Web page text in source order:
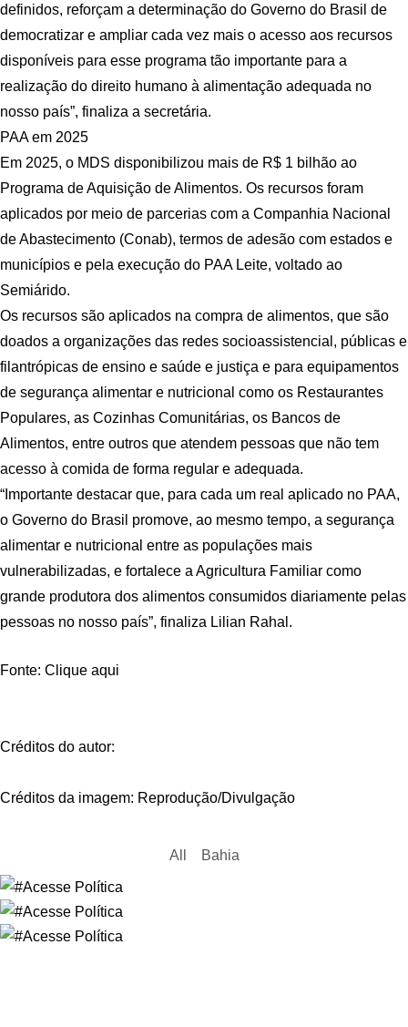
definidos, reforçam a determinação do Governo do Brasil de
democratizar e ampliar cada vez mais o acesso aos recursos
disponíveis para esse programa tão importante para a
realização do direito humano à alimentação adequada no
nosso país”, finaliza a secretária.
PAA em 2025
Em 2025, o MDS disponibilizou mais de R$ 1 bilhão ao
Programa de Aquisição de Alimentos. Os recursos foram
aplicados por meio de parcerias com a Companhia Nacional
de Abastecimento (Conab), termos de adesão com estados e
municípios e pela execução do PAA Leite, voltado ao
Semiárido.
Os recursos são aplicados na compra de alimentos, que são
doados a organizações das redes socioassistencial, públicas e
filantrópicas de ensino e saúde e justiça e para equipamentos
de segurança alimentar e nutricional como os Restaurantes
Populares, as Cozinhas Comunitárias, os Bancos de
Alimentos, entre outros que atendem pessoas que não tem
acesso à comida de forma regular e adequada.
“Importante destacar que, para cada um real aplicado no PAA,
o Governo do Brasil promove, ao mesmo tempo, a segurança
alimentar e nutricional entre as populações mais
vulnerabilizadas, e fortalece a Agricultura Familiar como
grande produtora dos alimentos consumidos diariamente pelas
pessoas no nosso país”, finaliza Lilian Rahal.
Fonte: Clique aqui
Créditos do autor:
Créditos da imagem: Reprodução/Divulgação
All Bahia